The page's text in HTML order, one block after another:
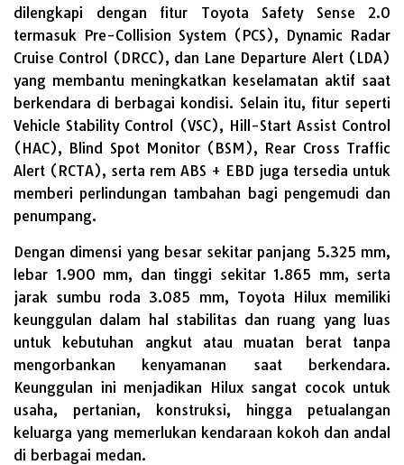
dilengkapi dengan fitur Toyota Safety Sense 2.0
termasuk Pre-Collision System (PCS), Dynamic Radar
Cruise Control (DRCC), dan Lane Departure Alert (LDA)
yang membantu meningkatkan keselamatan aktif saat
berkendara di berbagai kondisi. Selain itu, fitur seperti
Vehicle Stability Control (VSC), Hill-Start Assist Control
(HAC), Blind Spot Monitor (BSM), Rear Cross Traffic
Alert (RCTA), serta rem ABS + EBD juga tersedia untuk
memberi perlindungan tambahan bagi pengemudi dan
penumpang.
Dengan dimensi yang besar sekitar panjang 5.325 mm,
lebar 1.900 mm, dan tinggi sekitar 1.865 mm, serta
jarak sumbu roda 3.085 mm, Toyota Hilux memiliki
keunggulan dalam hal stabilitas dan ruang yang luas
untuk kebutuhan angkut atau muatan berat tanpa
mengorbankan kenyamanan saat berkendara.
Keunggulan ini menjadikan Hilux sangat cocok untuk
usaha, pertanian, konstruksi, hingga petualangan
keluarga yang memerlukan kendaraan kokoh dan andal
di berbagai medan.